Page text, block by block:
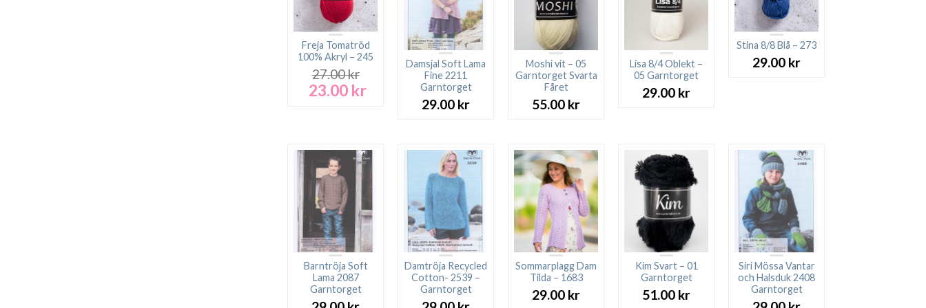
Freja Tomatröd
100% Akryl – 245
27.00kr
Det
23.00 krDet
nuvarande
Damsjal Soft Lama
Fine 2211
Garntorget
29.00 kr
Moshi vit – 05
Garntorget Svarta
Fåret
55.00 kr
Lisa 8/4 Oblekt –
05 Garntorget
29.00 kr
Stina 8/8 Blå – 273
29.00 kr
Barntröja Soft
Lama 2087
Garntorget
Damtröja Recycled
Cotton- 2539 –
Garntorget
Sommarplagg Dam
Tilda – 1683
29.00 kr
Kim Svart – 01
Garntorget
51.00 kr
Siri Mössa Vantar
och Halsduk 2408
Garntorget